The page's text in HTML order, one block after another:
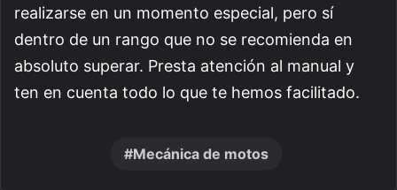
realizarse en un momento especial, pero sí
dentro de un rango que no se recomienda en
absoluto superar. Presta atención al manual y
ten en cuenta todo lo que te hemos facilitado.
Mecánica de motos